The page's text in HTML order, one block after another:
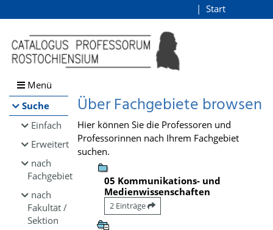
Browsen
direkt zum Inhalt
Start
Menü
Suche
Einfach
Erweitert
nach
Fachgebiet
nach
Fakultät /
Sektion
Über Fachgebiete browsen
Hier können Sie die Professoren und
Professorinnen nach Ihrem Fachgebiet
suchen.
05 Kommunikations- und
Medienwissenschaften
2 Einträge